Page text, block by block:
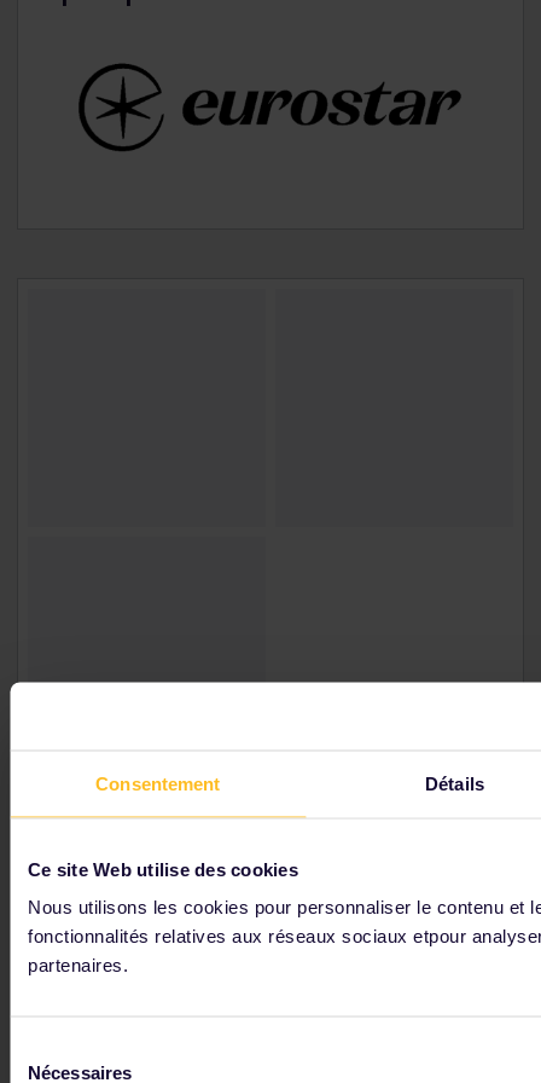
Consentement Détails
Ce site Web utilise des cookies
Nous utilisons les cookies pour personnaliser le contenu et
fonctionnalités relatives aux réseaux sociaux etpour
partenaires.
Nécessaires
Parmi nos partenaires